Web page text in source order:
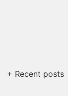
+ Recent posts